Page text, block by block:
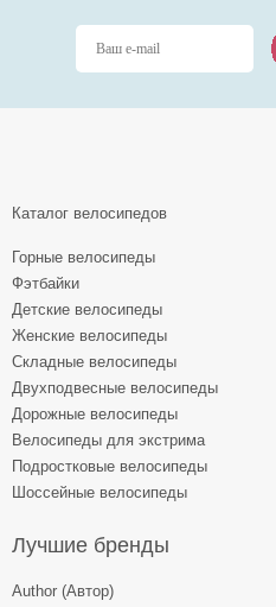
Каталог велосипедов
Горные велосипеды
Фэтбайки
Детские велосипеды
Женские велосипеды
Складные велосипеды
Двухподвесные велосипеды
Дорожные велосипеды
Велосипеды для экстрима
Подростковые велосипеды
Шоссейные велосипеды
Лучшие бренды
Author (Автор)